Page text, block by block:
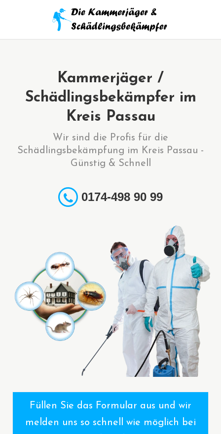
Füllen Sie das Formular aus und wir
melden uns so schnell wie möglich bei
Kammerjäger /
Schädlingsbekämpfer im
Kreis Passau
Wir sind die Profis für die
Schädlingsbekämpfung im Kreis Passau -
Günstig & Schnell
0174-498 90 99